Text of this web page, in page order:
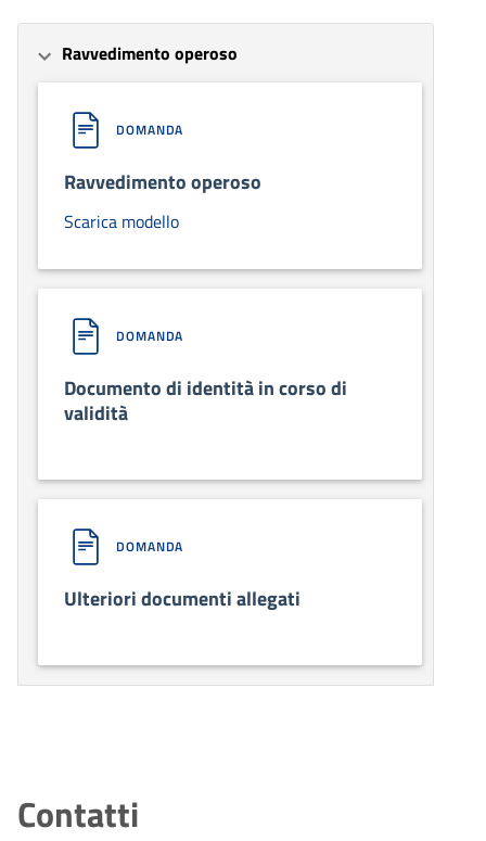
Ravvedimento operoso
DOMANDA
Ravvedimento operoso
Scarica modello
DOMANDA
Documento di identità in corso di
validità
DOMANDA
Ulteriori documenti allegati
Contatti